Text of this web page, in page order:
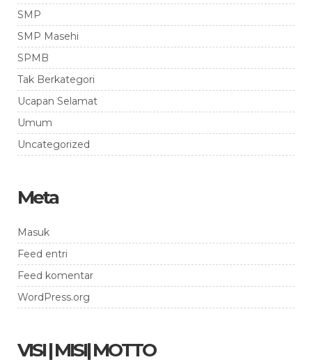
SMP
SMP Masehi
SPMB
Tak Berkategori
Ucapan Selamat
Umum
Uncategorized
Meta
Masuk
Feed entri
Feed komentar
WordPress.org
VISI | MISI| MOTTO